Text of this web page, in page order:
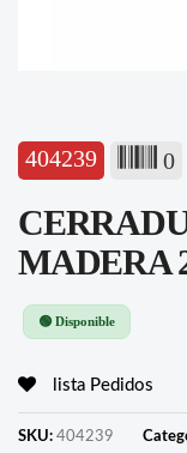
404239 0
MADERA
🟢 Disponible
lista Pedidos
SKU: 404239